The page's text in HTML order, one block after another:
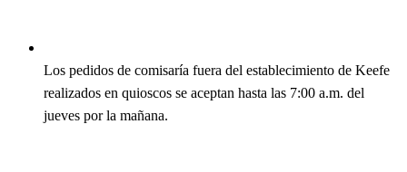
Los pedidos de comisaría fuera del establecimiento de Keefe
realizados en quioscos se aceptan hasta las 7:00 a.m. del
jueves por la mañana.